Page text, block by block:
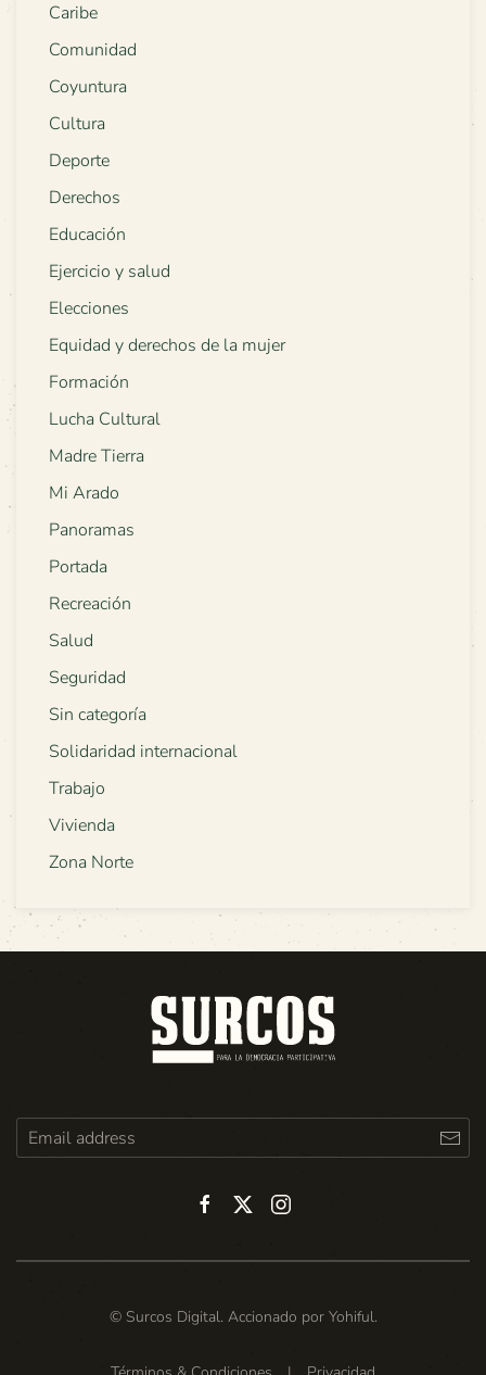
Caribe
Comunidad
Coyuntura
Cultura
Deporte
Derechos
Educación
Ejercicio y salud
Elecciones
Equidad y derechos de la mujer
Formación
Lucha Cultural
Madre Tierra
Mi Arado
Panoramas
Portada
Recreación
Salud
Seguridad
Sin categoría
Solidaridad internacional
Trabajo
Vivienda
Zona Norte
© Surcos Digital. Accionado por Yohiful.